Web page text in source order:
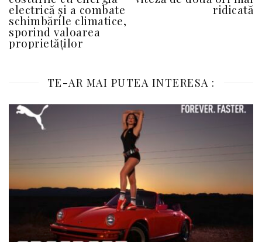
electrică și a combate
schimbările climatice,
sporind valoarea
proprietăților
ridicată
TE-AR MAI PUTEA INTERESA :